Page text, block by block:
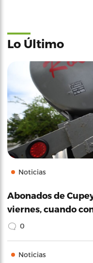
Lo Último
Noticias
Abonados de
viernes, cuando
0
Noticias